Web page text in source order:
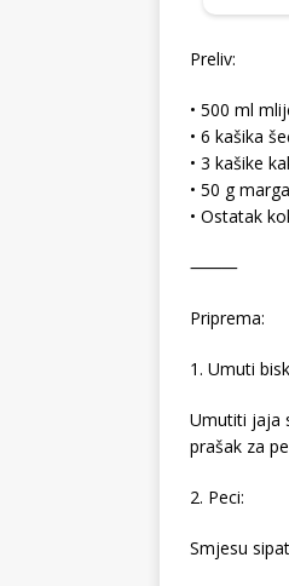
Preliv:
• 500 ml
• 6 kašika
• 3 kašike
• 50 g
• Ostatak
⸻
Priprema:
1. Umuti
Umutiti jaja
prašak za
2. Peci:
Smjesu